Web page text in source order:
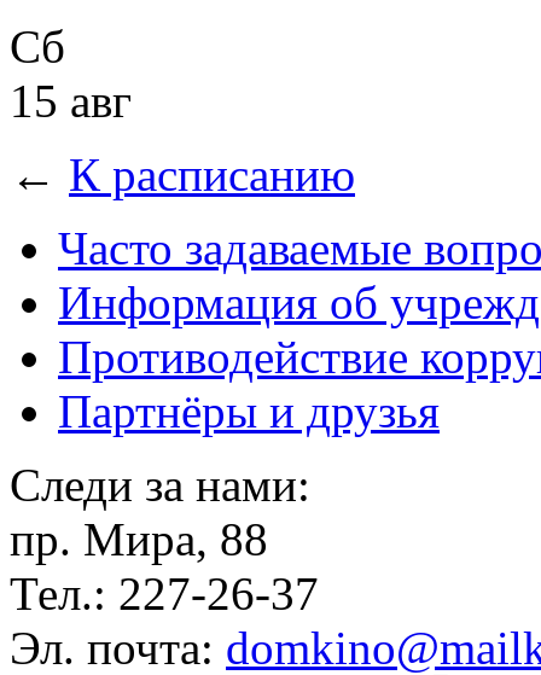
Сб
15 авг
← К расписанию
Часто задаваемые
Информация об
Противодействие
Партнёры и друзья
Следи за нами:
пр. Мира, 88
Тел.: 227-26-37
Эл. почта: